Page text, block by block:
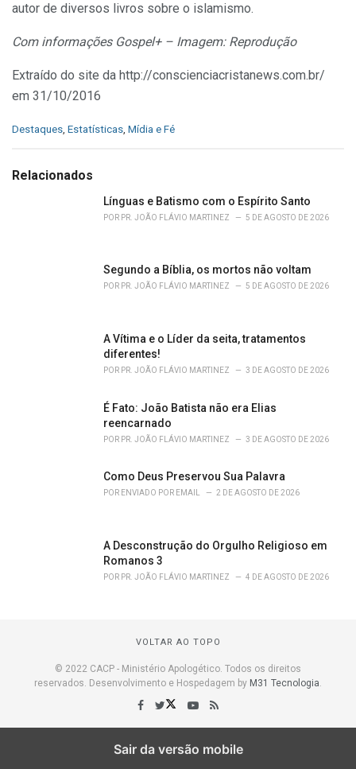
autor de diversos livros sobre o islamismo.
Com informações Gospel+ – Imagem: Reprodução
Extraído do site da http://conscienciacristanews.com.br/
em 31/10/2016
C
e
Destaques, Estatísticas, Mídia e Fé
Relacionados
Línguas e Batismo com o Espírito Santo
POR PR. JOÃO FLÁVIO MARTINEZ 5 DE AGOSTO DE 2026
Segundo a Bíblia, os mortos não voltam
POR PR. JOÃO FLÁVIO MARTINEZ 5 DE AGOSTO DE 2026
A Vítima e o Líder da seita, tratamentos
diferentes!
POR PR. JOÃO FLÁVIO MARTINEZ 3 DE AGOSTO DE 2026
É Fato: João Batista não era Elias
reencarnado
POR PR. JOÃO FLÁVIO MARTINEZ 3 DE AGOSTO DE 2026
Como Deus Preservou Sua Palavra
POR ENVIADO POR EMAIL 2 DE AGOSTO DE 2026
A Desconstrução do Orgulho Religioso em
Romanos 3
POR PR. JOÃO FLÁVIO MARTINEZ 4 DE AGOSTO DE 2026
VOLTAR AO TOPO
© 2022 CACP - Ministério Apologético. Todos os direitos
reservados. Desenvolvimento e Hospedagem by M31 Tecnologia
Sair da versão mobile